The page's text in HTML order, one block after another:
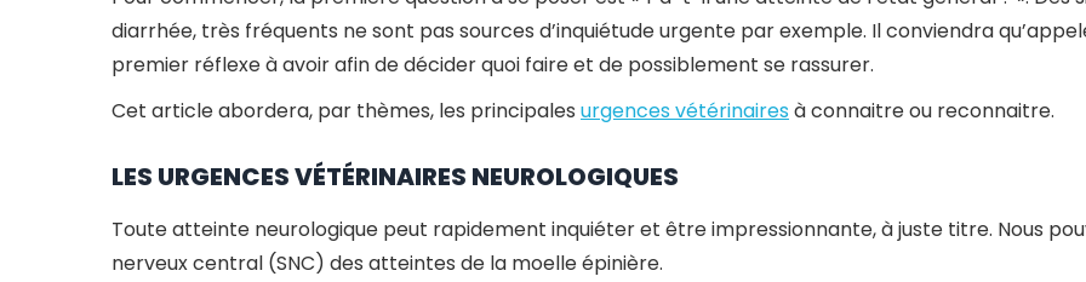
diarrhée, très fréquents ne sont pas sources d’inquiétude urgente par exemple. Il conviendra
premier réflexe à avoir afin de décider quoi faire et de possiblement se rassurer.
Cet article abordera, par thèmes, les principales urgences vétérinairesà connaitre ou reconnaitre.
LES URGENCES VÉTÉRINAIRES NEUROLOGIQUES
Toute atteinte neurologique peut rapidement inquiéter et être impressionnante, à juste titre. Nous
nerveux central (SNC) des atteintes de la moelle épinière.